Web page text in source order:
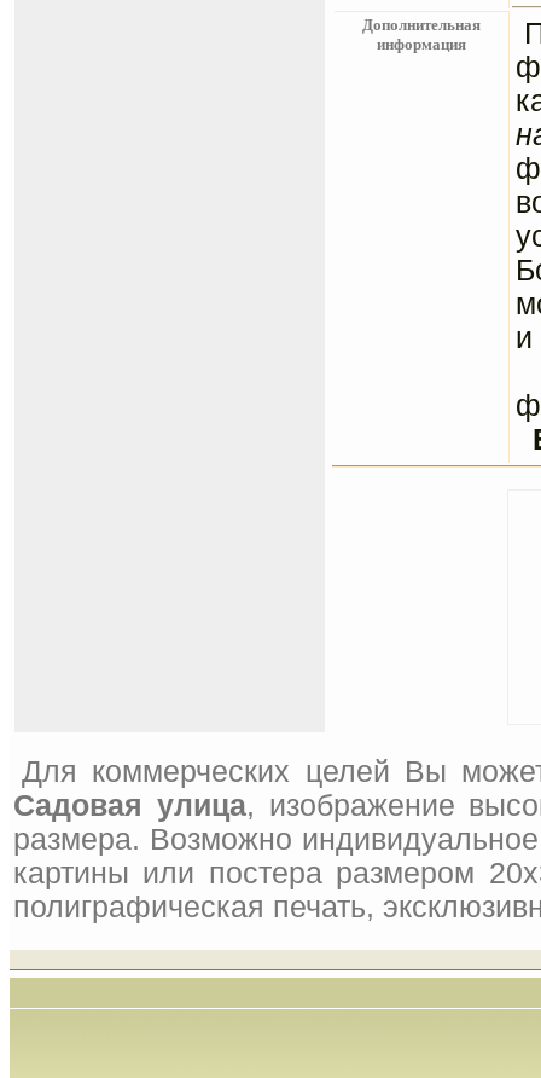
Дополнительная
информация
и
Для коммерческих целей Вы
Садовая улица, изображение
размера. Возможно
картины или постера размером
полиграфическая печать,